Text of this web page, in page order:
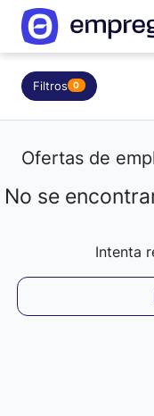
Filtros 0
Ofertas de
Cargando resultados...
No se
Intenta